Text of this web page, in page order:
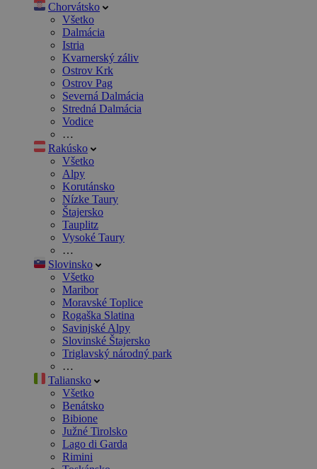
Chorvátsko
Všetko
Dalmácia
Istria
Kvarnerský záliv
Ostrov Krk
Ostrov Pag
Severná Dalmácia
Stredná Dalmácia
Vodice
…
Rakúsko
Všetko
Alpy
Korutánsko
Nízke Taury
Štajersko
Tauplitz
Vysoké Taury
…
Slovinsko
Všetko
Maribor
Moravské Toplice
Rogaška Slatina
Savinjské Alpy
Slovinské Štajersko
Triglavský národný park
…
Taliansko
Všetko
Benátsko
Bibione
Južné Tirolsko
Lago di Garda
Rimini